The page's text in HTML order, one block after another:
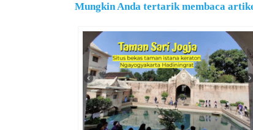
Mungkin Anda tertarik membaca